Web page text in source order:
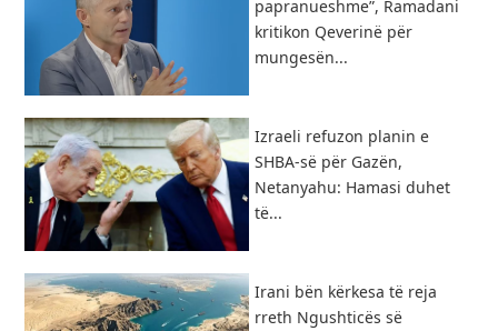
papranueshme”, Ramadani
kritikon Qeverinë për
mungesën...
Izraeli refuzon planin e
SHBA-së për Gazën,
Netanyahu: Hamasi duhet
të...
​Irani bën kërkesa të reja
rreth Ngushticës së